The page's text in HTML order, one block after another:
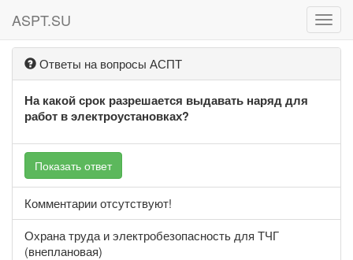
ASPT.SU
Ответы на вопросы АСПТ
На какой срок разрешается выдавать наряд для
работ в электроустановках?
Показать ответ
Комментарии отсутствуют!
Охрана труда и электробезопасность для ТЧГ
(внеплановая)